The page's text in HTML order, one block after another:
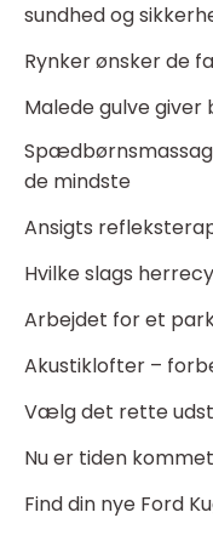
sundhed og
Rynker ønsker de
Malede gulve
de mindste
Ansigts
Hvilke slags
Arbejdet for et
Akustiklofter –
Vælg det rette
Nu er tiden
Find din nye Ford